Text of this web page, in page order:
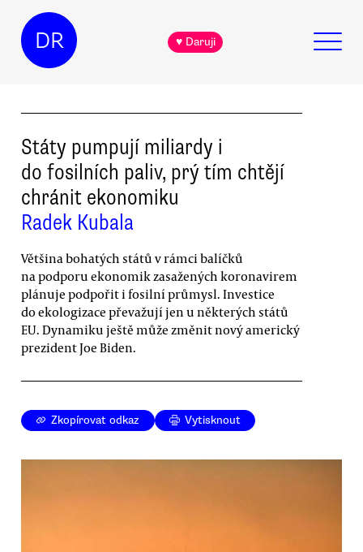
DR ♥ Daruji
Státy pumpují miliardy i
do fosilních paliv, prý tím chtějí
chránit ekonomiku
Radek Kubala
Většina bohatých států v rámci balíčků
na podporu ekonomik zasažených koronavirem
plánuje podpořit i fosilní průmysl. Investice
do ekologizace převažují jen u některých států
EU. Dynamiku ještě může změnit nový americký
prezident Joe Biden.
Zkopírovat odkaz Vytisknout